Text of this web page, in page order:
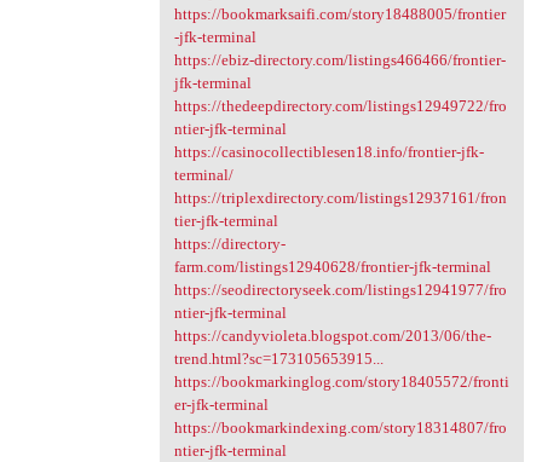
https://bookmarksaifi.com/story18488005/frontier
-jfk-terminal
https://ebiz-directory.com/listings466466/frontier-
jfk-terminal
https://thedeepdirectory.com/listings12949722/fro
ntier-jfk-terminal
https://casinocollectiblesen18.info/frontier-jfk-
terminal/
https://triplexdirectory.com/listings12937161/fron
tier-jfk-terminal
https://directory-
farm.com/listings12940628/frontier-jfk-terminal
https://seodirectoryseek.com/listings12941977/fro
ntier-jfk-terminal
https://candyvioleta.blogspot.com/2013/06/the-
trend.html?sc=173105653915...
https://bookmarkinglog.com/story18405572/fronti
er-jfk-terminal
https://bookmarkindexing.com/story18314807/fro
ntier-jfk-terminal